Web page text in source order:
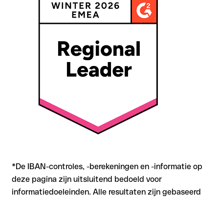
Bij internationale overschrijvingen buiten de SEPA-zone is
terugvordering aanzienlijk complexer en brengt kosten met
: Controleer elke IBAN vóór een overschrijving op
formele juistheid met onze gratis IBAN Checker, en bevestig
de IBAN bij twijfel rechtstreeks bij de ontvanger. Zeker bij
*De IBAN-controles, -berekeningen en -informatie op
deze pagina zijn uitsluitend bedoeld voor
informatiedoeleinden. Alle resultaten zijn gebaseerd